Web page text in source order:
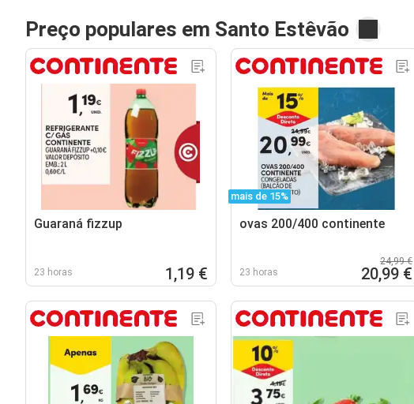
Preço populares em Santo Estêvão
Guaraná fizzup
23 horas 1,19 €
mais de 15%
ovas 200/400 continente
23 horas
24,99 €
20,99 €